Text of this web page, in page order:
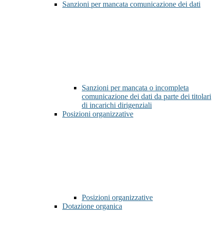
Sanzioni per mancata comunicazione dei dati
Sanzioni per mancata o incompleta
comunicazione dei dati da parte dei titolari
di incarichi dirigenziali
Posizioni organizzative
Posizioni organizzative
Dotazione organica